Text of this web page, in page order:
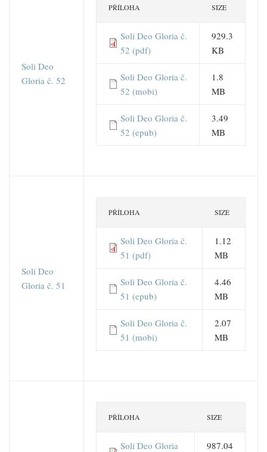
Soli Deo
Gloria č. 52
PŘÍLOHA SIZE
Soli Deo Gloria č.
52 (pdf)
929.3
KB
Soli Deo Gloria č.
52 (mobi)
1.8
MB
Soli Deo Gloria č.
52 (epub)
3.49
MB
Soli Deo
Gloria č. 51
PŘÍLOHA SIZE
Soli Deo Gloria č.
51 (pdf)
1.12
MB
Soli Deo Gloria č.
51 (epub)
4.46
MB
Soli Deo Gloria č.
51 (mobi)
2.07
MB
PŘÍLOHA SIZE
Soli Deo Gloria
987.04